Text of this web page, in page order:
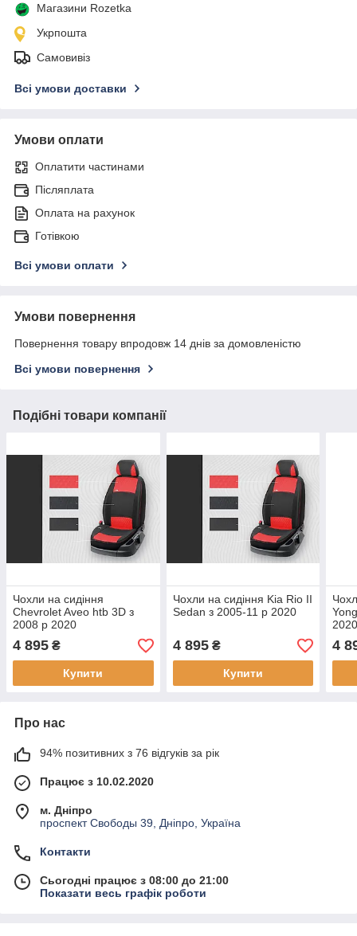
Магазини Rozetka
Укрпошта
Самовивіз
Всі умови доставки
Умови оплати
Оплатити частинами
Післяплата
Оплата на рахунок
Готівкою
Всі умови оплати
Умови повернення
Повернення товару впродовж 14 днів за домовленістю
Всі умови повернення
Подібні товари компанії
Чохли на сидіння
Chevrolet Aveo htb 3D з
2008 р 2020
4 895 ₴
Купити
Чохли на сидіння Kia Rio II
Sedan з 2005-11 р 2020
4 895₴
Купити
4
Про нас
94% позитивних з 76 відгуків за рік
Працює з 10.02.2020
м. Дніпро
проспект Свободы 39, Дніпро, Україна
Контакти
Сьогодні працює з 08:00 до 21:00
Показати весь графік роботи